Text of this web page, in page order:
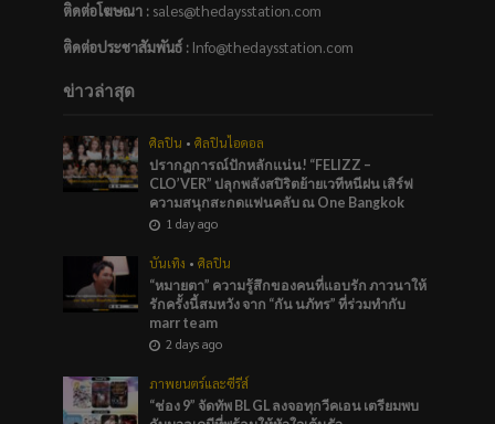
ติดต่อโฆษณา :sales@thedaysstation.com
ติดต่อประชาสัมพันธ์: Info@thedaysstation.com
ข่าวล่าสุด
ศิลปิน • ศิลปินไอดอล
ปรากฏการณ์ปักหลักแน่น! “FELIZZ –
CLO’VER” ปลุกพลังสปิริตย้ายเวทีหนีฝน เสิร์ฟ
ความสนุกสะกดแฟนคลับ ณ One Bangkok
1 day ago
บันเทิง • ศิลปิน
“หมายตา” ความรู้สึกของคนที่แอบรัก ภาวนาให้
รักครั้งนี้สมหวัง จาก “กัน นภัทร” ที่ร่วมทำกับ
marr team
2 days ago
ภาพยนตร์และซีรีส์
“ช่อง 9” จัดทัพ BL GL ลงจอทุกวีคเอน เตรียมพบ